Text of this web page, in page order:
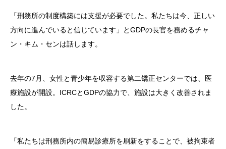
「刑務所の制度構築には支援が必要でした。私たちは今、正しい
方向に進んでいると信じています」とGDPの長官を務めるチャ
ン・キム・センは話します。
去年の7月、女性と青少年を収容する第二矯正センターでは、医
療施設が開設。ICRCとGDPの協力で、施設は大きく改善されま
した。
「私たちは刑務所内の簡易診療所を刷新をすることで、被拘束者